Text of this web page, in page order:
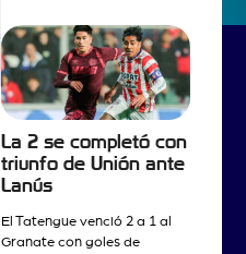
La 2 se completó con
triunfo de Unión ante
Lanús
El Tatengue venció 2 a 1 al
Granate con goles de